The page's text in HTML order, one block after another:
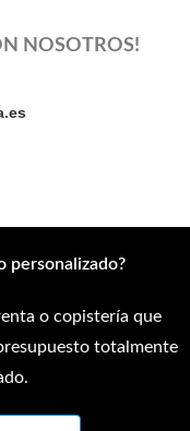
NOSOTROS!
personalizado?
o copistería que
totalmente